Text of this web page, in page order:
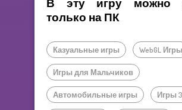
только на ПК
Казуальные игры WebGL Игры
Игры для Мальчиков
Автомобильные игры Игры